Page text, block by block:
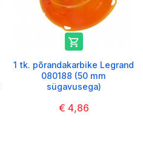

1 tk. põrandakarbike Legrand
080188 (50 mm
sügavusega)
€ 4,86